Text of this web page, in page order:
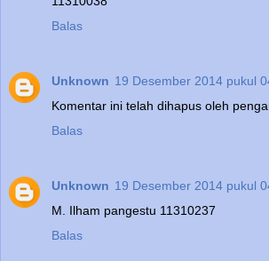
Balas
Unknown 19 Desember 2014 pukul
Komentar ini telah dihapus oleh
Balas
Unknown 19 Desember 2014 pukul
M. Ilham pangestu 11310237
Balas